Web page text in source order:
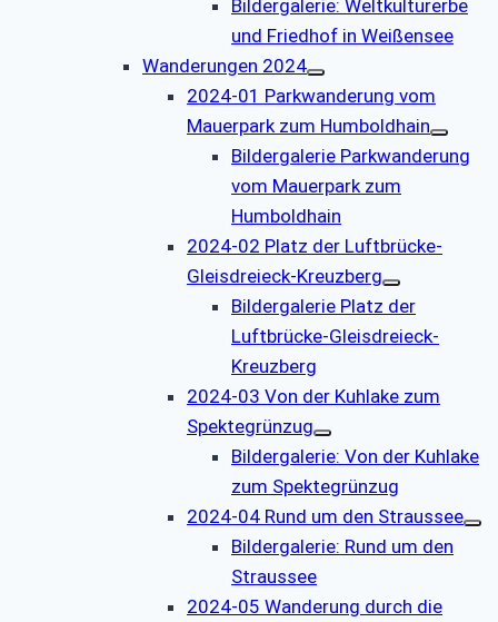
Bildergalerie: Weltkulturerbe
und Friedhof in Weißensee
Wanderungen 2024
2024-01 Parkwanderung vom
Mauerpark zum Humboldhain
Bildergalerie Parkwanderung
vom Mauerpark zum
Humboldhain
2024-02 Platz der Luftbrücke-
Gleisdreieck-Kreuzberg
Bildergalerie Platz der
Luftbrücke-Gleisdreieck-
Kreuzberg
2024-03 Von der Kuhlake zum
Spektegrünzug
Bildergalerie: Von der Kuhlake
zum Spektegrünzug
2024-04 Rund um den Straussee
Bildergalerie: Rund um den
Straussee
2024-05 Wanderung durch die